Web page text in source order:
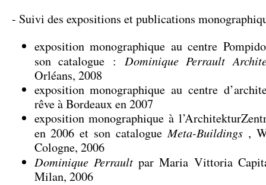
- Suivi des expositions et publications
exposition monographique au centre
son catalogue :Dominique Perrault
Orléans, 2008
exposition monographique au centre
rêve à Bordeaux en 2007
exposition monographique à
en 2006 et son catalogueMeta-Buildings ,
Cologne, 2006
Dominique Perraultpar Maria Vittoria
Milan, 2006